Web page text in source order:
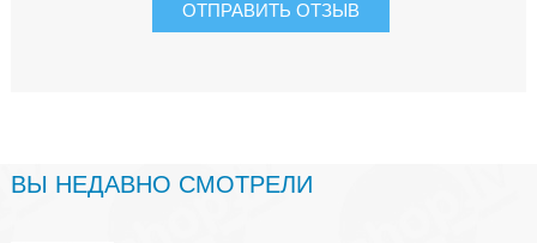
ВЫ НЕДАВНО СМОТРЕЛИ